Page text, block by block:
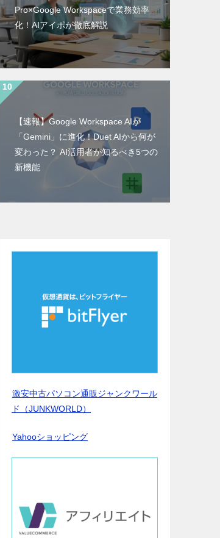
Pro×Google Workspaceで業務効率
化！AIアイポが徹底解説
【速報】Google Workspace AIが
「Gemini」に進化！Duet AIから何が
変わった？ AI活用者が知るべき5つの
新機能
激安中古パソコン通販ジャンクワール
ド（JUNKWORLD）
Yahooショッピング